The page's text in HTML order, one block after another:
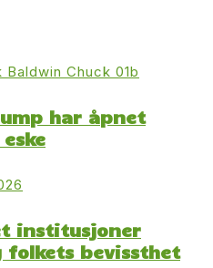
har åpnet
institusjoner
folkets bevissthet